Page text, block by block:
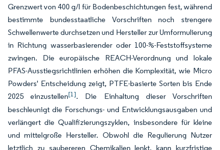
Grenzwert von 400 g/l für Bodenbeschichtungen fest, während
bestimmte bundesstaatliche Vorschriften noch strengere
Schwellenwerte durchsetzen und Hersteller zur Umformulierung
in Richtung wasserbasierender oder 100-%-Feststoffsysteme
zwingen. Die europäische REACH-Verordnung und lokale
PFAS-Ausstiegsrichtlinien erhöhen die Komplexität, wie Micro
Powders' Entscheidung zeigt, PTFE-basierte Sorten bis Ende
2025 einzustellen[1]. Die Einhaltung dieser Vorschriften
beschleunigt die Forschungs- und Entwicklungsausgaben und
verlängert die Qualifizierungszyklen, insbesondere für kleine
und mittelgroße Hersteller. Obwohl die Regulierung Nutzer
letztlich zu saubereren Chemikalien lenkt, kann kurzfristige